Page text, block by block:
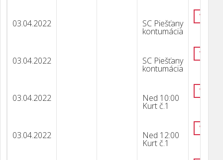
03.04.2022 SC Piešťany
kontumácia
03.04.2022 SC Piešťany
kontumácia
03.04.2022 Ned 10:00
Kurt č.1
03.04.2022 Ned 12:00
Kurt č.1